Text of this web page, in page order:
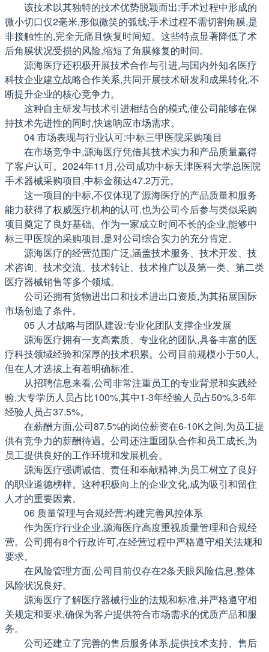
该技术以其独特的技术优势脱颖而出:手术过程中形成的
微小切口仅2毫米,形似微笑的弧线;手术过程不需切割角膜,是
非接触性的,完全无痛且恢复时间短。这些特点显著降低了术
后角膜状况受损的风险,缩短了角膜修复的时间。
源海医疗还积极开展技术合作与引进,与国内外知名医疗
科技企业建立战略合作关系,共同开展技术研发和成果转化,不
断提升企业的核心竞争力。
这种自主研发与技术引进相结合的模式,使公司能够在保
持技术先进性的同时,快速响应市场需求。
04 市场表现与行业认可:中标三甲医院采购项目
在市场竞争中,源海医疗凭借其技术实力和产品质量赢得
了客户认可。2024年11月,公司成功中标天津医科大学总医院
手术器械采购项目,中标金额达47.2万元。
这一项目的中标,不仅体现了源海医疗的产品质量和服务
能力获得了权威医疗机构的认可,也为公司今后参与类似采购
项目奠定了良好基础。作为一家成立时间不长的企业,能够中
标三甲医院的采购项目,是对公司综合实力的充分肯定。
源海医疗的经营范围广泛,涵盖技术服务、技术开发、技
术咨询、技术交流、技术转让、技术推广以及第一类、第二类
医疗器械销售等多个领域。
公司还拥有货物进出口和技术进出口资质,为其拓展国际
市场创造了条件。
05 人才战略与团队建设:专业化团队支撑企业发展
源海医疗拥有一支高素质、专业化的团队,具备丰富的医
疗科技领域经验和深厚的技术积累。公司目前规模小于50人,
但在人才选拔上有着明确标准。
从招聘信息来看,公司非常注重员工的专业背景和实践经
验,大专学历人员占比100%,其中1-3年经验人员占50%,3-5年
经验人员占37.5%。
在薪酬方面,公司87.5%的岗位薪资在6-10K之间,为员工提
供有竞争力的薪酬待遇。公司还注重团队合作和员工成长,为
员工提供良好的工作环境和发展机会。
源海医疗强调诚信、责任和奉献精神,为员工树立了良好
的职业道德榜样。这种积极向上的企业文化,成为吸引和留住
人才的重要因素。
06 质量管理与合规经营:构建完善风控体系
作为医疗行业企业,源海医疗高度重视质量管理和合规经
营。公司拥有8个行政许可,在经营过程中严格遵守相关法规和
要求。
在风险管理方面,公司目前仅存在2条天眼风险信息,整体
风险状况良好。
源海医疗了解医疗器械行业的法规和标准,并严格遵守相
关规定和要求,确保为客户提供符合市场需求的优质产品和服
务。
公司还建立了完善的售后服务体系,提供技术支持、售后